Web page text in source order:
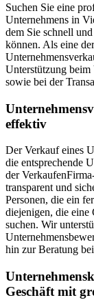
Suchen Sie eine
Unternehmens in
dem Sie schnell
können. Als eine
Unterstützung beim
sowie bei der
effektiv
Der Verkauf eines
die entsprechende
der
transparent und
Personen, die ein
diejenigen, die eine
suchen. Wir
hin zur Beratung
Geschäft mit